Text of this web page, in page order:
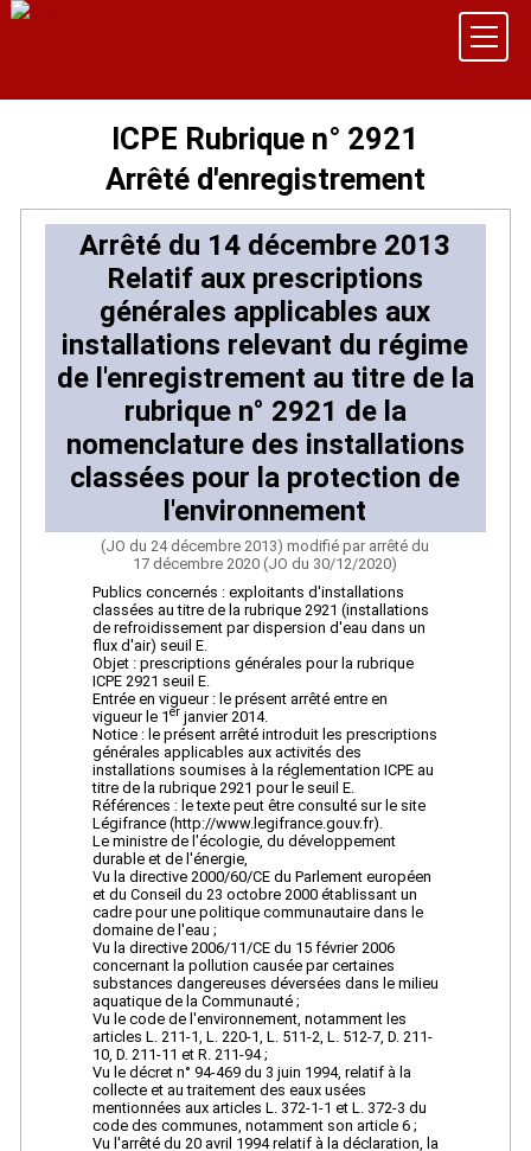
ICPE Rubrique n° 2921
Arrêté d'enregistrement
Arrêté du 14 décembre 2013
Relatif aux prescriptions
générales applicables aux
installations relevant du régime
de l'enregistrement au titre de la
rubrique n° 2921 de la
nomenclature des installations
classées pour la protection de
l'environnement
(JO du 24 décembre 2013) modifié par arrêté du
17 décembre 2020 (JO du 30/12/2020)
Publics concernés : exploitants d'installations
classées au titre de la rubrique 2921 (installations
de refroidissement par dispersion d'eau dans un
flux d'air) seuil E.
Objet : prescriptions générales pour la rubrique
ICPE 2921 seuil E.
Entrée en vigueur : le présent arrêté entre en
vigueur le 1erjanvier 2014.
Notice : le présent arrêté introduit les prescriptions
générales applicables aux activités des
installations soumises à la réglementation ICPE au
titre de la rubrique 2921 pour le seuil E.
Références : le texte peut être consulté sur le site
Légifrance (http://www.legifrance.gouv.fr).
Le ministre de l'écologie, du développement
durable et de l'énergie,
Vu la directive 2000/60/CE du Parlement européen
et du Conseil du 23 octobre 2000 établissant un
cadre pour une politique communautaire dans le
domaine de l'eau ;
Vu la directive 2006/11/CE du 15 février 2006
concernant la pollution causée par certaines
substances dangereuses déversées dans le milieu
aquatique de la Communauté ;
Vu le code de l'environnement, notamment les
articles L. 211-1, L. 220-1, L. 511-2, L. 512-7, D. 211-
10, D. 211-11 et R. 211-94 ;
Vu le décret n° 94-469 du 3 juin 1994, relatif à la
collecte et au traitement des eaux usées
mentionnées aux articles L. 372-1-1 et L. 372-3 du
code des communes, notamment son article 6 ;
Vu l'arrêté du 20 avril 1994 relatif à la déclaration, la